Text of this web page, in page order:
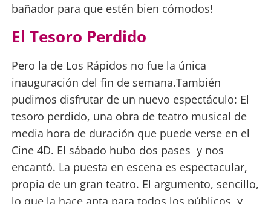
bañador para que estén bien cómodos!
El Tesoro Perdido
Pero la de Los Rápidos no fue la única
inauguración del fin de semana.También
pudimos disfrutar de un nuevo espectáculo: El
tesoro perdido, una obra de teatro musical de
media hora de duración que puede verse en el
Cine 4D. El sábado hubo dos pases y nos
encantó. La puesta en escena es espectacular,
propia de un gran teatro. El argumento, sencillo,
lo que la hace apta para todos los públicos, y